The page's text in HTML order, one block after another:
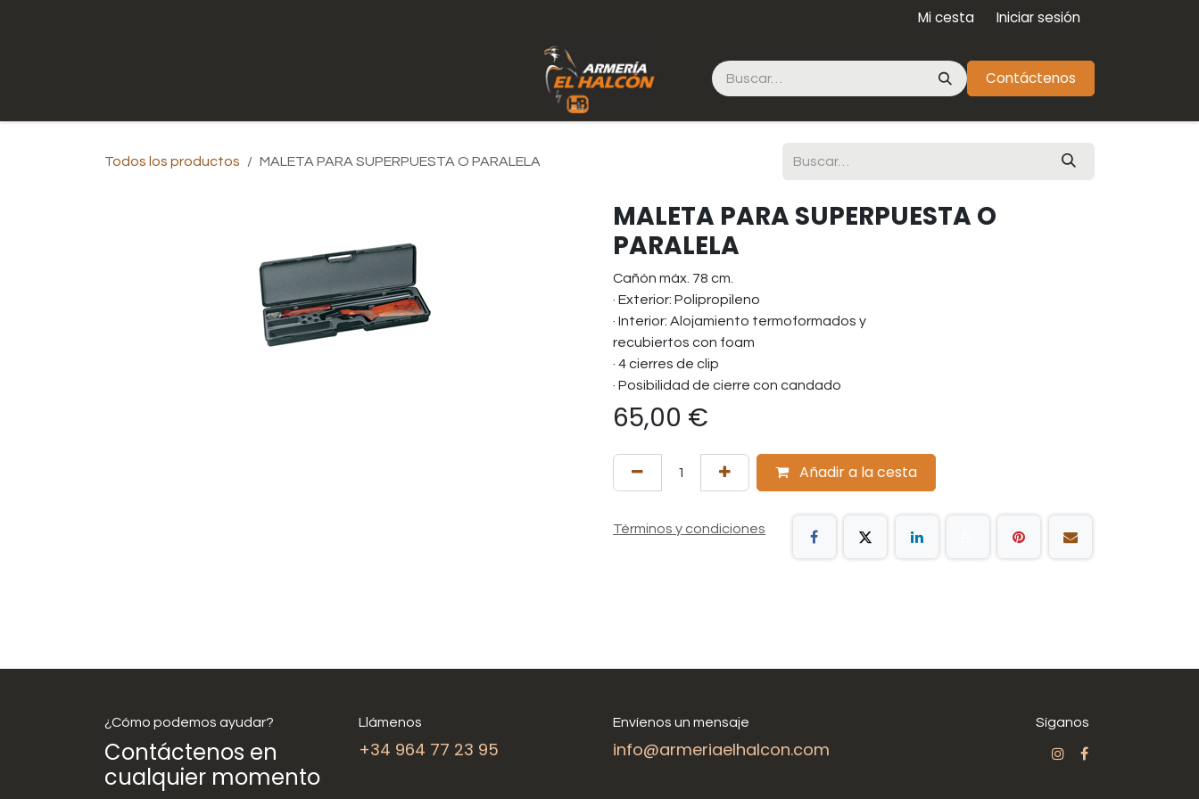
Mi cesta Iniciar sesión
Contáctenos
Todos los productos MALETA PARA SUPERPUESTA O PARALELA
MALETA PARA SUPERPUESTA O
PARALELA
Cañón máx. 78 cm.
· Exterior: Polipropileno
· Interior: Alojamiento termoformados y
recubiertos con foam
· 4 cierres de clip
· Posibilidad de cierre con candado
65,00 €
Añadir a la cesta
Términos y condiciones
¿Cómo podemos ayudar?
Contáctenos en
cualquier momento
Llámenos
+34 964 77 23 95
Envíenos un mensaje
info@armeriaelhalcon.com
Síganos